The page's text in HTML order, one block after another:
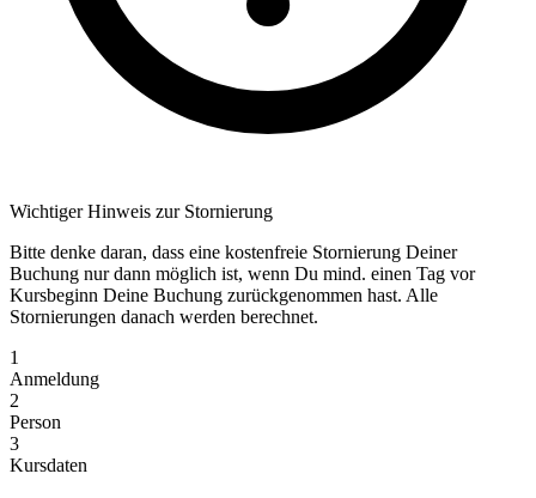
Wichtiger Hinweis zur Stornierung
Bitte denke daran, dass eine kostenfreie Stornierung Deiner
Buchung nur dann möglich ist, wenn Du mind. einen Tag vor
Kursbeginn Deine Buchung zurückgenommen hast. Alle
Stornierungen danach werden berechnet.
1
Anmeldung
2
Person
3
Kursdaten